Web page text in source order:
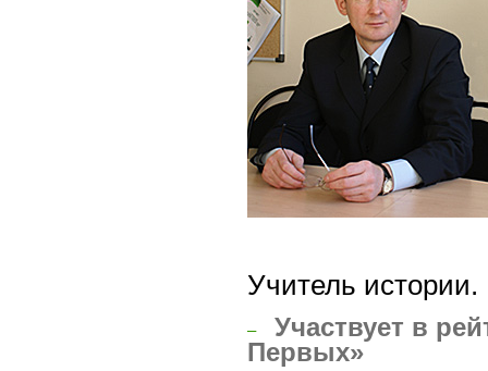
Учитель истории.
–
Участвует в
Первых»